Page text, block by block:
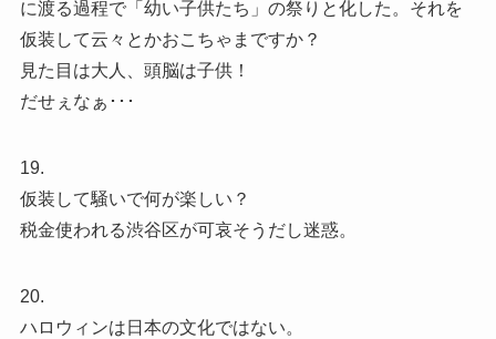
に渡る過程で「幼い子供たち」の祭りと化した。それを
仮装して云々とかおこちゃまですか？
見た目は大人、頭脳は子供！
だせぇなぁ･･･
19.
仮装して騒いで何が楽しい？
税金使われる渋谷区が可哀そうだし迷惑。
20.
ハロウィンは日本の文化ではない。